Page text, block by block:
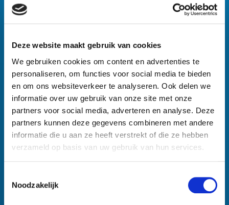
Deze website maakt gebruik van cookies
We gebruiken cookies om content en advertenties te
personaliseren, om functies voor social media te bieden
en om ons websiteverkeer te analyseren. Ook delen we
informatie over uw gebruik van onze site met onze
partners voor social media, adverteren en analyse. Deze
partners kunnen deze gegevens combineren met andere
informatie die u aan ze heeft verstrekt of die ze hebben
verzameld op basis van uw gebruik van hun services.
Noodzakelijk
paginanavigatie en toegang tot beveiligde
gedeelten van de website mogelijk te maken.
behoren werken.
Naam AanbiederDoel
Maximale
ARRAffini
ty
Azure
Gebruikt om
verkeer naar de
website te
distribueren op
verschillende
Sessie